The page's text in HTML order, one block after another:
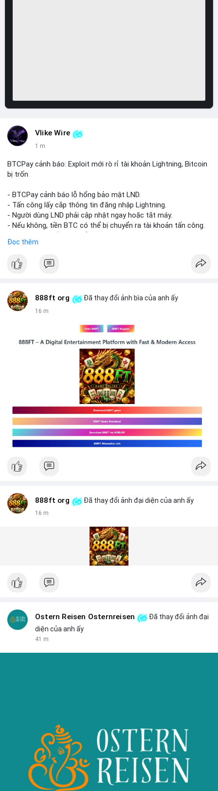
Vlike Wire
1 m
BTCPay cảnh báo: Exploit mới rò rỉ tài khoản Lightning, Bitcoin
bị trốn
- BTCPay cảnh báo lỗ hổng bảo mật LND.
- Tấn công lấy cắp thông tin đăng nhập Lightning.
- Người dùng LND phải cập nhật ngay hoặc tắt máy.
- Nếu không, tiền BTC có thể bị chuyển ra tài khoản tấn công.
#vlikevn #titanbot
Đọc thêm
888ft org Đã thay đổi ảnh bìa của anh ấy
16 m
888ft org Đã thay đổi ảnh đại diện của anh ấy
16 m
Ostern Reisen Osternreisen
Đã thay đổi ảnh đại
diện của anh ấy
41 m